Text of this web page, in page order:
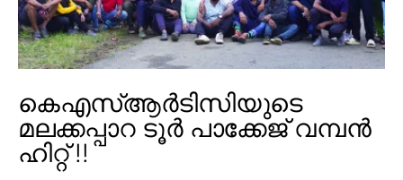
കെഎസ്ആർടിസിയുടെ
മലക്കപ്പാറ ടൂർ പാക്കേജ് വമ്പൻ
ഹിറ്റ് !!